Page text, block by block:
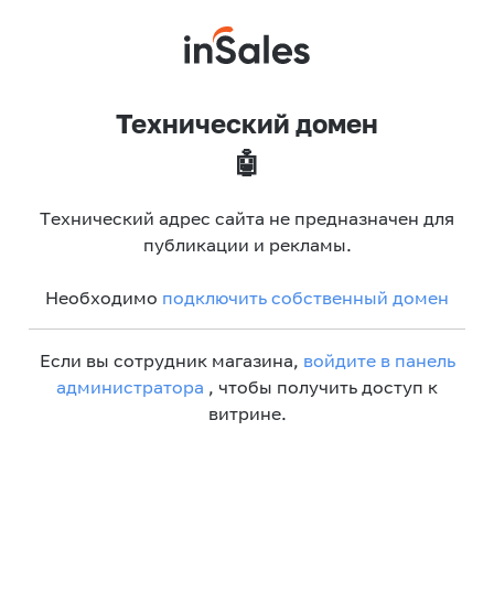
Технический домен
🤖
Технический адрес сайта не предназначен для
публикации и рекламы.
Необходимо подключить собственный домен
Если вы сотрудник магазина, войдите в панель
администратора , чтобы получить доступ к
витрине.